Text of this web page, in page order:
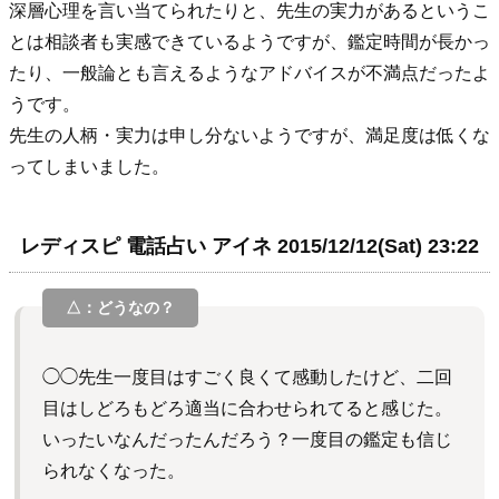
深層心理を言い当てられたりと、先生の実力があるというこ
とは相談者も実感できているようですが、鑑定時間が長かっ
たり、一般論とも言えるようなアドバイスが不満点だったよ
うです。
先生の人柄・実力は申し分ないようですが、満足度は低くな
ってしまいました。
レディスピ 電話占い アイネ 2015/12/12(Sat) 23:22
◯◯先生一度目はすごく良くて感動したけど、二回
目はしどろもどろ適当に合わせられてると感じた。
いったいなんだったんだろう？一度目の鑑定も信じ
られなくなった。